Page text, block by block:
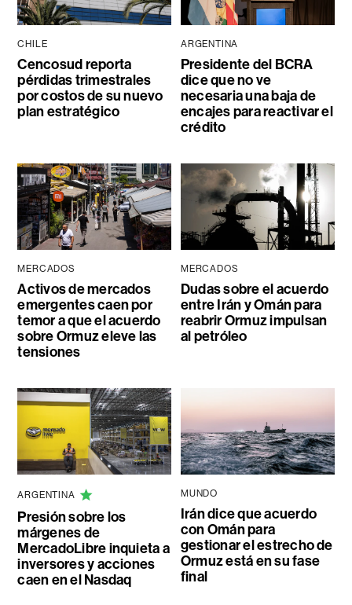
CHILE
Cencosud reporta
pérdidas trimestrales
por costos de su nuevo
plan estratégico
ARGENTINA
Presidente del BCRA
dice que no ve
necesaria una baja de
encajes para reactivar el
crédito
MERCADOS
Activos de mercados
emergentes caen por
temor a que el acuerdo
sobre Ormuz eleve las
tensiones
MERCADOS
Dudas sobre el acuerdo
entre Irán y Omán para
reabrir Ormuz impulsan
al petróleo
ARGENTINA
Presión sobre los
márgenes de
MercadoLibre inquieta a
inversores y acciones
caen en el Nasdaq
MUNDO
Irán dice que acuerdo
con Omán para
gestionar el estrecho de
Ormuz está en su fase
final